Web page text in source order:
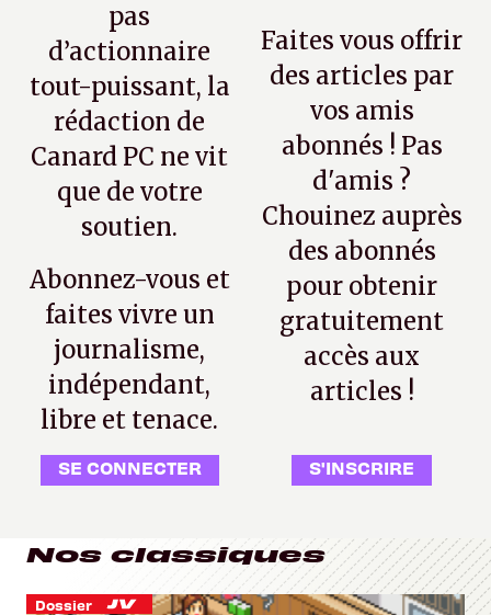
pas
d’actionnaire
tout-puissant, la
rédaction de
Canard PC ne vit
que de votre
soutien.
Abonnez-vous et
faites vivre un
journalisme,
indépendant,
libre et tenace.
SE CONNECTER
Faites vous offrir
des articles par
vos amis
abonnés ! Pas
d'amis ?
Chouinez auprès
des abonnés
pour obtenir
gratuitement
accès aux
articles !
S'INSCRIRE
Nos classiques
Dossier